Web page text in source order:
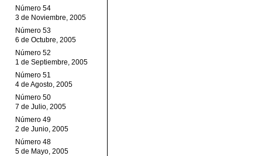
Número 54
3 de Noviembre, 2005
Número 53
6 de Octubre, 2005
Número 52
1 de Septiembre, 2005
Número 51
4 de Agosto, 2005
Número 50
7 de Julio, 2005
Número 49
2 de Junio, 2005
Número 48
5 de Mayo, 2005